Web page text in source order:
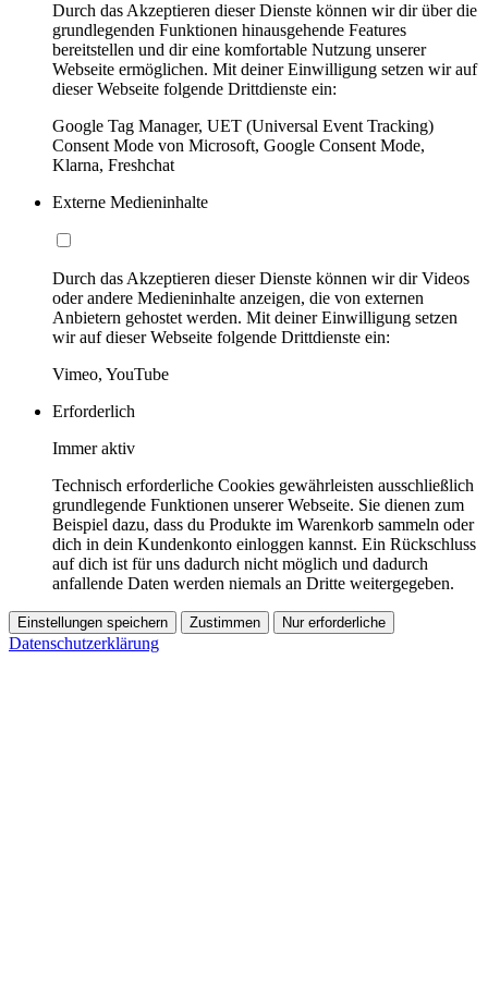
Durch das Akzeptieren dieser Dienste können wir dir über die
grundlegenden Funktionen hinausgehende Features
bereitstellen und dir eine komfortable Nutzung unserer
Webseite ermöglichen. Mit deiner Einwilligung setzen wir auf
dieser Webseite folgende Drittdienste ein:
Google Tag Manager, UET (Universal Event Tracking)
Consent Mode von Microsoft, Google Consent Mode,
Klarna, Freshchat
Externe Medieninhalte
Durch das Akzeptieren dieser Dienste können wir dir Videos
oder andere Medieninhalte anzeigen, die von externen
Anbietern gehostet werden. Mit deiner Einwilligung setzen
wir auf dieser Webseite folgende Drittdienste ein:
Vimeo, YouTube
Erforderlich
Immer aktiv
Technisch erforderliche Cookies gewährleisten ausschließlich
grundlegende Funktionen unserer Webseite. Sie dienen zum
Beispiel dazu, dass du Produkte im Warenkorb sammeln oder
dich in dein Kundenkonto einloggen kannst. Ein Rückschluss
auf dich ist für uns dadurch nicht möglich und dadurch
anfallende Daten werden niemals an Dritte weitergegeben.
Einstellungen speichern Zustimmen Nur erforderliche
Datenschutzerklärung